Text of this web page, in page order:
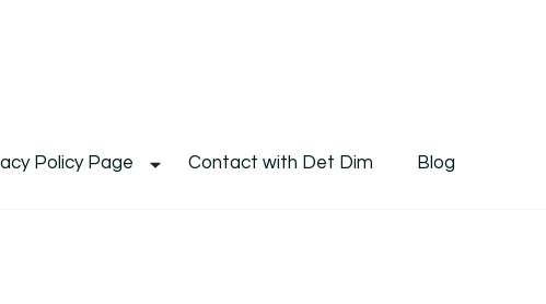
DetDim
Policy Page Contact with Det Dim Blog